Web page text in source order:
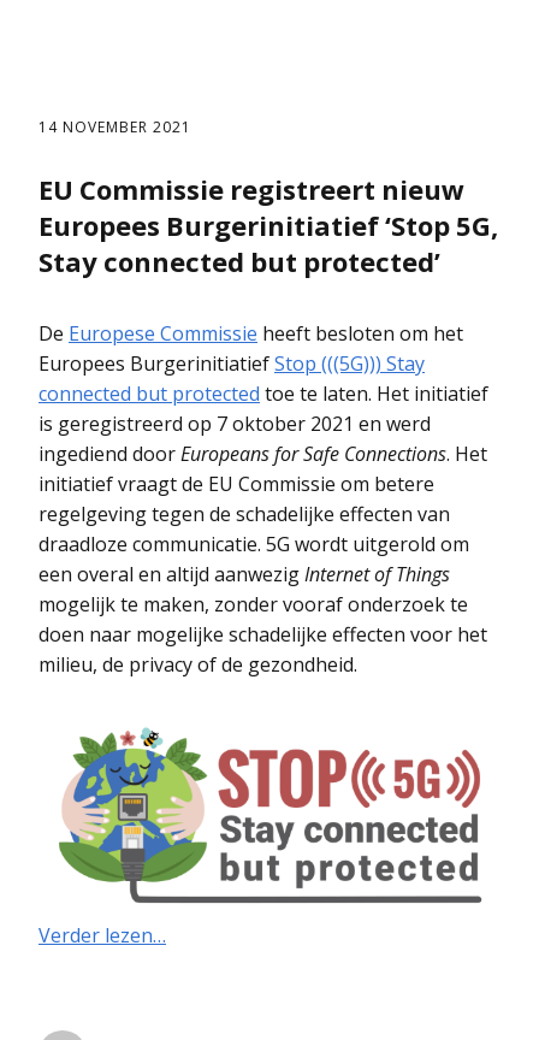
14 NOVEMBER 2021
EU Commissie registreert nieuw
Europees Burgerinitiatief ‘Stop 5G,
Stay connected but protected’
De Europese Commissie heeft besloten om het
Europees BurgerinitiatiefStop (((5G))) Stay
connected but protected toe te laten. Het initiatief
is geregistreerd op 7 oktober 2021 en werd
ingediend doorEuropeans for Safe Connections. Het
initiatief vraagt de EU Commissie om betere
regelgeving tegen de schadelijke effecten van
draadloze communicatie. 5G wordt uitgerold om
een overal en altijd aanwezigInternet of Things
mogelijk te maken, zonder vooraf onderzoek te
doen naar mogelijke schadelijke effecten voor het
milieu, de privacy of de gezondheid.
Verder lezen…